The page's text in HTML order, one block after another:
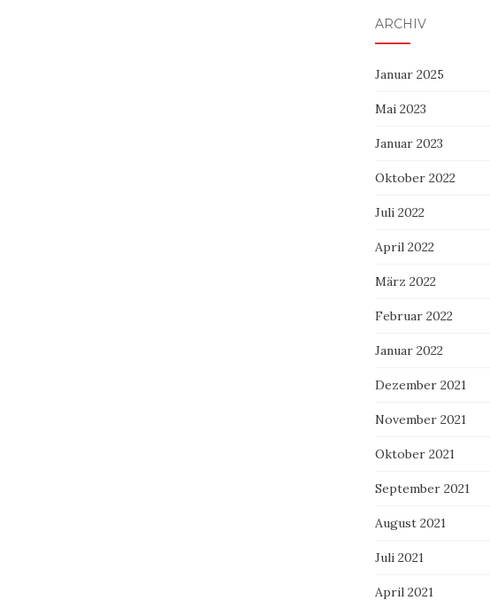
ARCHIV
Januar 2025
Mai 2023
Januar 2023
Oktober 2022
Juli 2022
April 2022
März 2022
Februar 2022
Januar 2022
Dezember 2021
November 2021
Oktober 2021
September 2021
August 2021
Juli 2021
April 2021